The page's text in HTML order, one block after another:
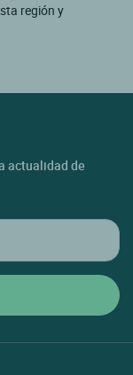
región y
actualidad de